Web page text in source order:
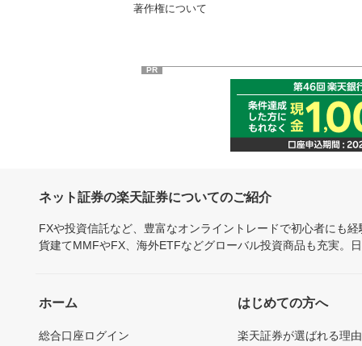
著作権について
PR
ネット証券の楽天証券についてのご紹介
FXや投資信託など、豊富なオンライントレードで初心者にも
貨建てMMFやFX、海外ETFなどグローバル投資商品も充実。
ホーム
総合口座ログイン
はじめての方へ
楽天証券が選ばれる理由